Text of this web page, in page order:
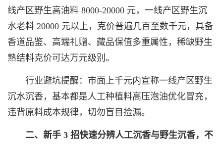
线产区野生高油料 8000-20000 元，一线产区野生沉
水老料 20000 元以上，克价普遍几百至数千元，具备
香道品鉴、高端礼赠、藏品保值多重属性，稀缺野生
熟结料克价可达万元级别。
行业避坑提醒：市面上千元内宣称一线产区野生
沉水沉香，基本都是人工种植料高压泡油优化冒充，
违背原料成本规律，切勿盲目捡漏。
二、新手 3 招快速分辨人工沉香与野生沉香，不